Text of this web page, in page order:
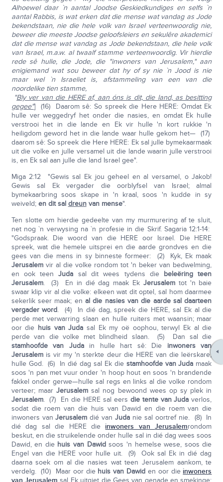
Alhoewel daar `n aantal Joodse Geskiedkundiges en selfs `n
aantal Rabbis, is wat erken dat die mense wat vandag as Jode
bekendstaan, nie die hele volk van Israel verteenwoordig nie,
beweer die meeste Joodse geloofsleiers en sekulêre akademici
dat die mense wat vandag as Jode bekendstaan, die hele volk
van Israel, m.a.w. al twaalf stamme verteenwoordig. Vir hierdie
rede sê hulle, die Jode, die "inwoners van Jerusalem," aan
enigiemand wat sou beweer dat hy of sy nie `n Jood is nie
maar wel `n Israeliet is, afstammeling van een van die
noordelike tien stamme,
"Bly ver van die HERE af, aan óns is dit, die land, as besitting
gegee"] (16) Daarom sê: So spreek die Here HERE: Omdat Ek
hulle ver weggedryf het onder die nasies, en omdat Ek hulle
verstrooi het in die lande en Ek vir hulle 'n kort rukkie 'n
heiligdom geword het in die lande waar hulle gekom het— (17)
daarom sê: So spreek die Here HERE: Ek sal julle bymekaarmaak
uit die volke en julle versamel uit die lande waarin julle verstrooi
is, en Ek sal aan julle die land Israel gee".
Miga 2:12 "Gewis sal Ek jou geheel en al versamel, o Jakob!
Gewis sal Ek vergader die oorblyfsel van Israel; almal
bymekaarbring soos skape in 'n kraal, soos 'n kudde in sy
weiveld; en dit sal dreunvan mense".
Ten slotte om hierdie gedeelte van my murmurering af te sluit,
net nog `n verwysing na `n profesie in die Skrif. Sagaria 12:1-14:
"Godspraak. Die woord van die HERE oor Israel. Die HERE
spreek, wat die hemele uitsprei en die aarde grondves en die
gees van die mens in sy binneste formeer: (2) Kyk, Ek maak
Jerusalemvir al die volke rondom tot 'n beker van bedwelming,
en ook teenJuda sal dit wees tydens die beleëring teen
Jerusalem. (3) En in dié dag maak Ek Jerusalemtot 'n baie
swaar klip vir al die volke: elkeen wat dit optel, sal hom daarmee
sekerlik seer maak; en al die nasies van die aarde sal daarteen
vergader word. (4) In dié dag, spreek die HERE, sal Ek al die
perde met verwarring slaan en hulle ruiters met waansin; maar
oor die huis van Juda sal Ek my oë oophou, terwyl Ek al die
perde van die volke met blindheid slaan. (5) Dan sal die
stamhoofde van Judain hulle hart sê: Die inwoners van
Jerusalemis vir my 'n sterkte deur die HERE van die leërskare,
hulle God. (6) In dié dag sal Ek die stamhoofde van Juda maak
soos 'n pan met vuur onder 'n hoop hout en soos 'n brandende
fakkel onder gerwe—hulle sal regs en links al die volke rondom
verteer; maar Jerusalemsal nog bewoond wees op sy plek in
Jerusalem. (7) En die HERE sal eers die tente van Juda verlos,
sodat die roem van die huis van Dawid en die roem van die
inwoners vanJerusalemdié vanJuda nie sal oortref nie. (8) In
dié dag sal die HERE die inwoners vanJerusalemrondom
beskut, en die struikelende onder hulle sal in dié dag wees soos
Dawid, en diehuis van Dawidsoos 'n hemelse wese, soos die
Engel van die HERE voor hulle uit. (9) Ook sal Ek in dié dag
daarna soek om al die nasies wat teen Jerusalem aankom, te
verdelg. (10) Maar oor die huis van Dawid en oor die inwoners
vanJerusalemsal Ek uitgiet die Gees van genade en smekinge;